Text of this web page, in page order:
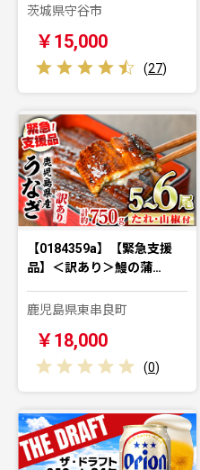
茨城県守谷市
￥15,000
(27)
【0184359a】【緊急支援
品】＜訳あり＞鰻の蒲…
鹿児島県東串良町
￥18,000
(0)